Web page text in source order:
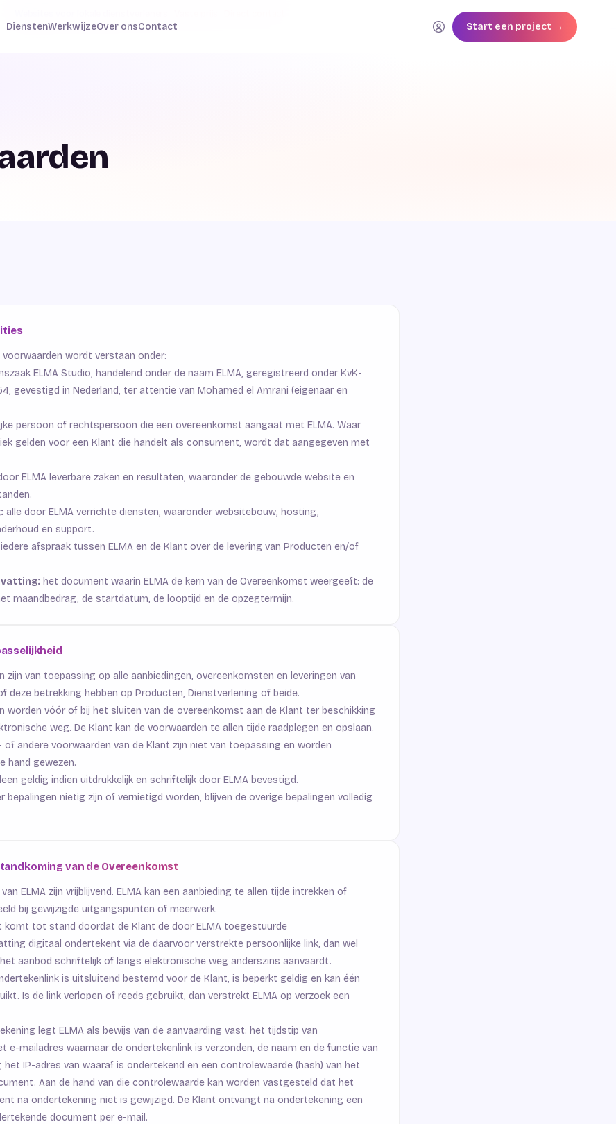
DienstenWerkwijzeOver onsContact Start een project →
voorwaarden wordt verstaan onder:
ELMA Studio, handelend onder de naam ELMA, geregistreerd onder KvK-
gevestigd in Nederland, ter attentie van Mohamed el Amrani (eigenaar en
persoon of rechtspersoon die een overeenkomst aangaat met ELMA. Waar
gelden voor een Klant die handelt als consument, wordt dat aangegeven met
ELMA leverbare zaken en resultaten, waaronder de gebouwde website en
alle door ELMA verrichte diensten, waaronder websitebouw, hosting,
en support.
iedere afspraak tussen ELMA en de Klant over de levering van Producten en/of
het document waarin ELMA de kern van de Overeenkomst weergeeft: de
maandbedrag, de startdatum, de looptijd en de opzegtermijn.
zijn van toepassing op alle aanbiedingen, overeenkomsten en leveringen van
deze betrekking hebben op Producten, Dienstverlening of beide.
worden vóór of bij het sluiten van de overeenkomst aan de Klant ter beschikking
weg. De Klant kan de voorwaarden te allen tijde raadplegen en opslaan.
of andere voorwaarden van de Klant zijn niet van toepassing en worden
hand gewezen.
geldig indien uitdrukkelijk en schriftelijk door ELMA bevestigd.
bepalingen nietig zijn of vernietigd worden, blijven de overige bepalingen volledig
van de Overeenkomst
ELMA zijn vrijblijvend. ELMA kan een aanbieding te allen tijde intrekken of
bij gewijzigde uitgangspunten of meerwerk.
komt tot stand doordat de Klant de door ELMA toegestuurde
digitaal ondertekent via de daarvoor verstrekte persoonlijke link, dan wel
aanbod schriftelijk of langs elektronische weg anderszins aanvaardt.
is uitsluitend bestemd voor de Klant, is beperkt geldig en kan één
Is de link verlopen of reeds gebruikt, dan verstrekt ELMA op verzoek een
legt ELMA als bewijs van de aanvaarding vast: het tijdstip van
e-mailadres waarnaar de ondertekenlink is verzonden, de naam en de functie van
het IP-adres van waaraf is ondertekend en een controlewaarde (hash) van het
Aan de hand van die controlewaarde kan worden vastgesteld dat het
na ondertekening niet is gewijzigd. De Klant ontvangt na ondertekening een
document per e-mail.